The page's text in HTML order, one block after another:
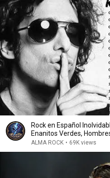
Rock en Español
Enanitos Verdes,
90s
ALMA ROCK • 69K views